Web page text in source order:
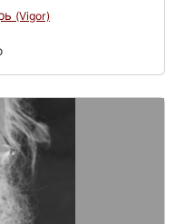
(Vigor)